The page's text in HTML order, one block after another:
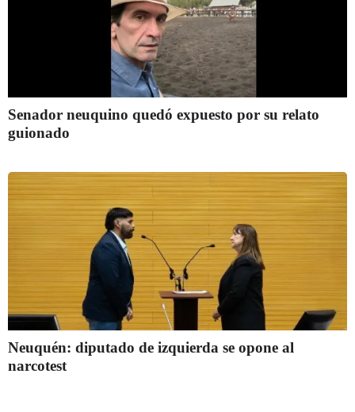
Senador neuquino quedó expuesto por su relato
guionado
Neuquén: diputado de izquierda se opone al
narcotest